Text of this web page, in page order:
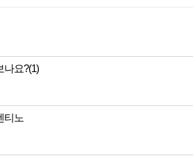
나요?(1)
티노